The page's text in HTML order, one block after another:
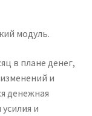
модуль.
в плане денег,
и
денежная
и